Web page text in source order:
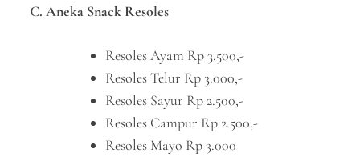
C. Aneka Snack Resoles
Resoles Ayam Rp 3.500,-
Resoles Telur Rp 3.000,-
Resoles Sayur Rp 2.500,-
Resoles Campur Rp 2.500,-
Resoles Mayo Rp 3.000